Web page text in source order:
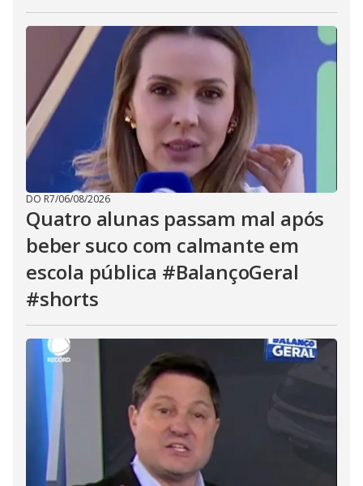
DO R7/06/08/2026
Quatro alunas passam mal após
beber suco com calmante em
escola pública #BalançoGeral
#shorts